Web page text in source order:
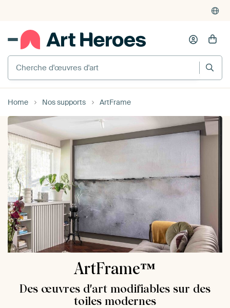
375'000+ murs vides remplis
Cherche d'œuvres d'art
Home Nos supports ArtFrame
ArtFrame™
Des œuvres d'art modifiables sur des
toiles modernes